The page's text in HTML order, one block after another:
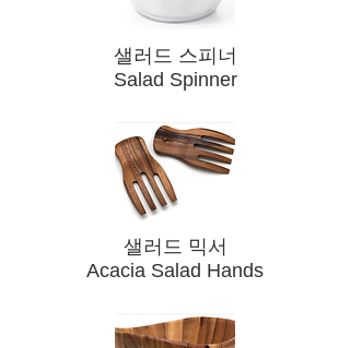
​샐러드 스피너
Salad Spinner
​샐러드 믹서
Acacia Salad Hands